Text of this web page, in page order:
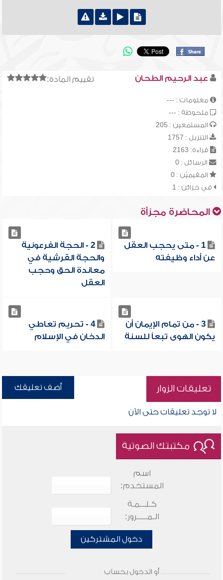
تقييم المادة: عبد الرحيم الطحان
معلومات : ---
ملحوظة : ---
المستمعين : 205
التنزيل : 1757
قراءة: 2163
الرسائل : 0
المقيميّن : 0
في خزائن : 1
المحاضرة مجزأة
1 - متى يحجب العقل
عن أداء وظيفته
2 - الحجة الفرعونية
والحجة القرشية في
معاندة الحق وحجب
العقل
3 - من تمام الإيمان أن
يكون الهوى تبعاً للسنة
4 - تحريم تعاطي
الدخان في الإسلام
تعليقات الزوار أضف تعليقك
لا توجد تعليقات حتى الآن
مكتبتك الصوتية
اسم
المستخدم:
كـلـــمـة
الـمـــــرور:
دخول المشتركين
أو الدخول بحساب